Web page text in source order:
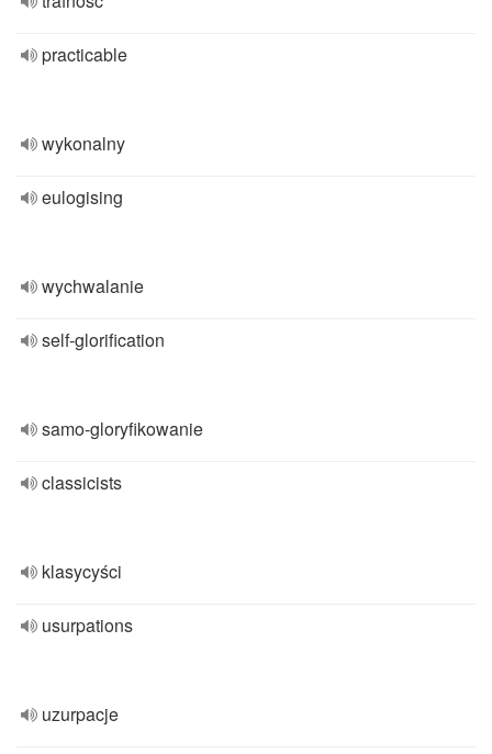
practicable
wykonalny
eulogising
wychwalanie
self-glorification
samo-gloryfikowanie
classicists
klasycyści
usurpations
uzurpacje